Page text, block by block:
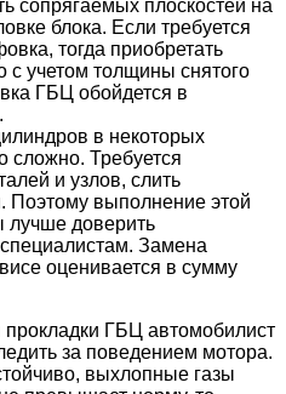
сопрягаемых плоскостей на
блока. Если требуется
тогда приобретать
с учетом толщины снятого
ГБЦ обойдется в
в некоторых
сложно. Требуется
и узлов, слить
Поэтому выполнение этой
лучше доверить
Замена
оценивается в сумму
ГБЦ автомобилист
за поведением мотора.
выхлопные газы